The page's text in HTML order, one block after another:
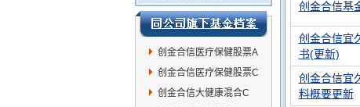
创金合信医疗保健股票A
创金合信医疗保健股票C
创金合信大健康混合C
创金合信基
创金合信宜
书(更新)
创金合信宜
料概要更新